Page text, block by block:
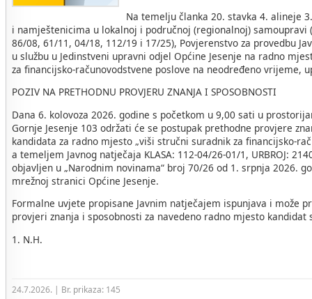
Na temelju članka 20. stavka 4. alineje
i namještenicima u lokalnoj i područnoj (regionalnoj) samoupravi
86/08, 61/11, 04/18, 112/19 i 17/25), Povjerenstvo za provedbu
u službu u Jedinstveni upravni odjel Općine Jesenje na radno
za financijsko-računovodstvene poslove na neodređeno vrijeme,
POZIV NA PRETHODNU PROVJERU ZNANJA I SPOSOBNOSTI
Dana 6. kolovoza 2026. godine s početkom u 9,00 sati u
Gornje Jesenje 103 održati će se postupak prethodne provjere
kandidata za radno mjesto „viši stručni suradnik za financijsko-
a temeljem Javnog natječaja KLASA: 112-04/26-01/1, URBROJ:
objavljen u „Narodnim novinama“ broj 70/26 od 1. srpnja 2026.
mrežnoj stranici Općine Jesenje.
Formalne uvjete propisane Javnim natječajem ispunjava i može
provjeri znanja i sposobnosti za navedeno radno mjesto
1. N.H.
24.7.2026. | Br. prikaza: 145